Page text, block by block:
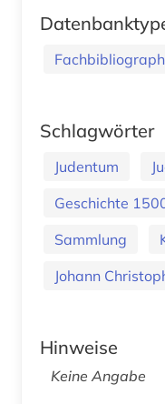
Schlagwörter
Judentum
Geschichte
Sammlung
Johann
Hinweise
Keine Angabe